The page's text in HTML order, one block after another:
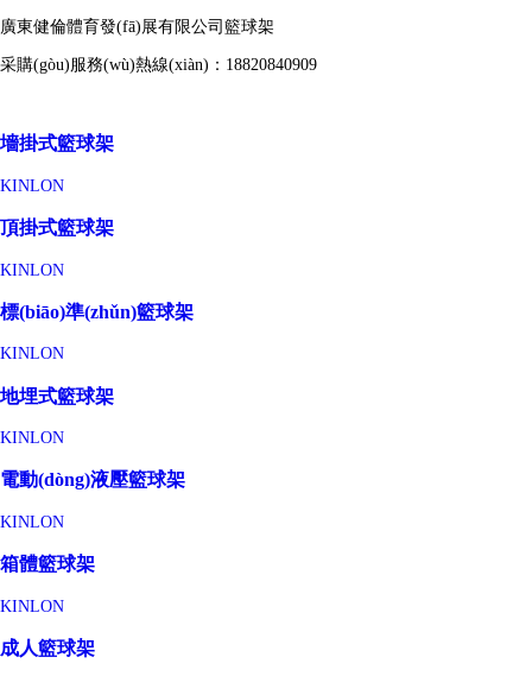
廣東健倫體育發(fā)展有限公司籃球架
采購(gòu)服務(wù)熱線(xiàn)：18820840909
墻掛式籃球架
KINLON
頂掛式籃球架
KINLON
標(biāo)準(zhǔn)籃球架
KINLON
地埋式籃球架
KINLON
電動(dòng)液壓籃球架
KINLON
箱體籃球架
KINLON
成人籃球架